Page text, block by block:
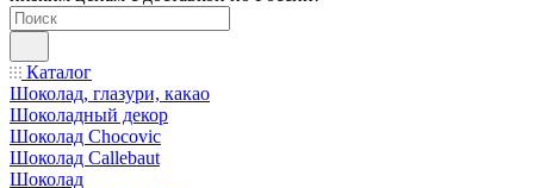
Каталог
Шоколад, глазури, какао
Шоколадный декор
Шоколад Chocovic
Шоколад Callebaut
Шоколад